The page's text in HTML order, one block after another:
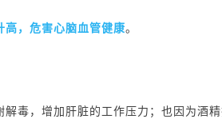
高，危害心脑血管健康。
毒，增加肝脏的工作压力；也因为酒